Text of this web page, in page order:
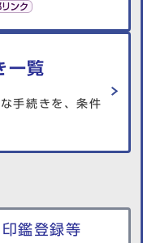
一覧
手続きを、条件
鑑登録等